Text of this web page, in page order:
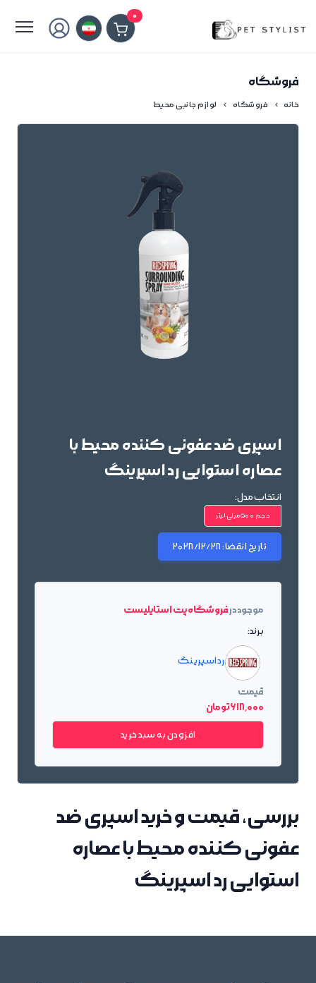
0
فروشگاه
خانه فروشگاه لوازم جانبی محیط
اسپری ضد عفونی کننده محیط با
عصاره استوایی رد اسپرینگ
انتخاب مدل:
حجم 500میلی لیتر
تاریخ انقضا:2028/12/28
موجود درفروشگاه پت استایلیست
برند:
رد اسپرینگ
قیمت
618٬000 تومان
افزودن به سبد خرید
بررسی، قیمت و خرید اسپری ضد
عفونی کننده محیط با عصاره
استوایی رد اسپرینگ